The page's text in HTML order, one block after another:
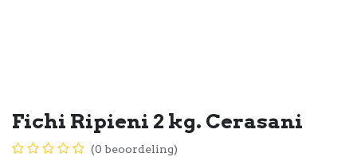
Fichi Ripieni 2 kg. Cerasani
(0 beoordeling)